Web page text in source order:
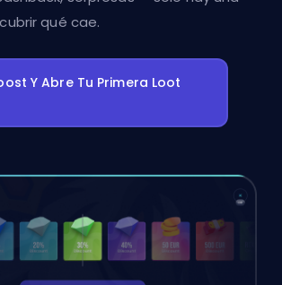
qué cae.
Y Abre Tu Primera Loot